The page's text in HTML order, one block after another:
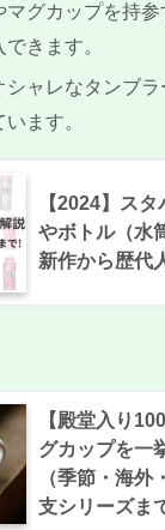
マグカップを持
きます。
シャレなタンブ
ます。
【2024】ス
やボトル（水
新作から歴代
【殿堂入り
グカップを一
（季節・海外
支シリーズま